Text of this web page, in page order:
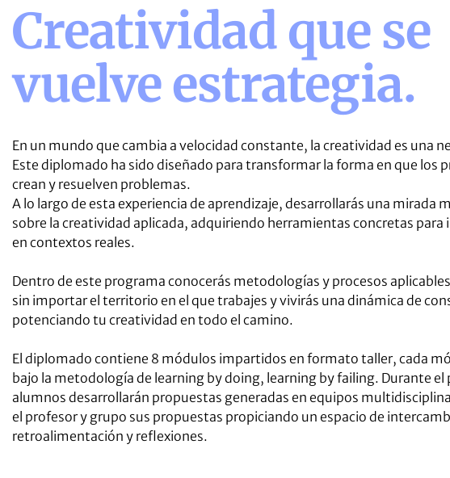
Creatividad que se
vuelve estrategia.
En un mundo que cambia a velocidad constante, la creatividad es una
Este diplomado ha sido diseñado para transformar la forma en que los
crean y resuelven problemas.
A lo largo de esta experiencia de aprendizaje, desarrollarás una mirada
sobre la creatividad aplicada, adquiriendo herramientas concretas
en contextos reales.
Dentro de este programa conocerás metodologías y procesos
sin importar el territorio en el que trabajes y vivirás una dinámica de
potenciando tu creatividad en todo el camino.
El diplomado contiene 8 módulos impartidos en formato taller, cada
bajo la metodología de learning by doing, learning by failing. Durante el
alumnos desarrollarán propuestas generadas en equipos
el profesor y grupo sus propuestas propiciando un espacio de
retroalimentación y reflexiones.